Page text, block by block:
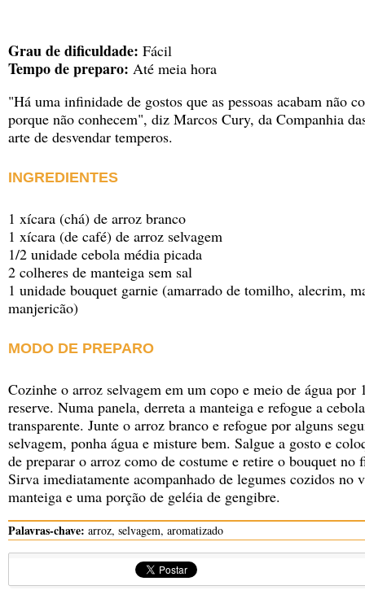
Grau de dificuldade: Fácil
Tempo de preparo: Até meia hora
"Há uma infinidade de gostos que as pessoas acabam não
porque não conhecem", diz Marcos Cury, da Companhia
arte de desvendar temperos.
INGREDIENTES
1 xícara (chá) de arroz branco
1 xícara (de café) de arroz selvagem
1/2 unidade cebola média picada
2 colheres de manteiga sem sal
1 unidade bouquet garnie (amarrado de tomilho, alecrim,
manjericão)
MODO DE PREPARO
Cozinhe o arroz selvagem em um copo e meio de água por
reserve. Numa panela, derreta a manteiga e refogue a
transparente. Junte o arroz branco e refogue por alguns
selvagem, ponha água e misture bem. Salgue a gosto e
de preparar o arroz como de costume e retire o bouquet no
Sirva imediatamente acompanhado de legumes cozidos no
manteiga e uma porção de geléia de gengibre.
Palavras-chave: arroz, selvagem, aromatizado